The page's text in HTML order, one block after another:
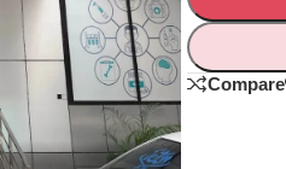
Compare